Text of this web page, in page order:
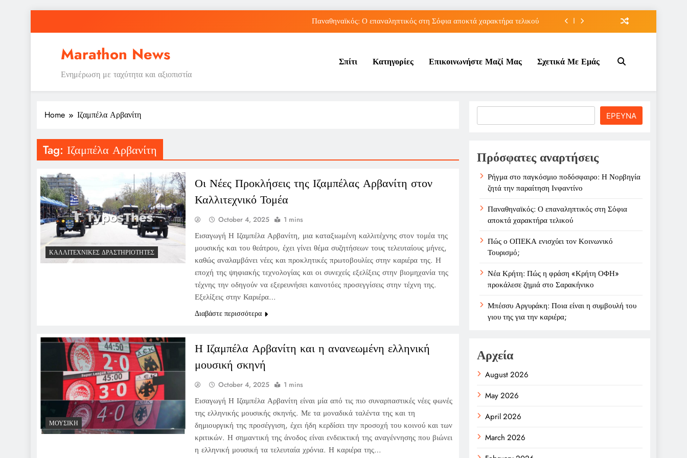
Παναθηναϊκός: Ο επαναληπτικός στη Σόφια αποκτά χαρακτήρα τελικού
Νέα Κρήτη: Πώς η φράση «Κρήτη ΟΦΗ» προκάλεσε ζημιά στο Σαρακήνικο
Παναθηναϊκός: Ο επαναληπτικός στη Σόφια αποκτά χαρακτήρα τελικού
Πώς ο ΟΠΕΚΑ ενισχύει τον Κοινωνικό Τουρισμό;
Marathon News
Ενημέρωση με ταχύτητα και αξιοπιστία
Σπίτι Κατηγορίες Επικοινωνήστε Μαζί Μας Σχετικά Με Εμάς
Home Ιζαμπέλα Αρβανίτη
Tag: Ιζαμπέλα Αρβανίτη
ΚΑΛΛΙΤΕΧΝΙΚΈΣ ΔΡΑΣΤΗΡΙΌΤΗΤΕΣ
Οι Νέες Προκλήσεις της Ιζαμπέλας Αρβανίτη στον
Καλλιτεχνικό Τομέα
October 4, 2025 1 mins
Εισαγωγή Η Ιζαμπέλα Αρβανίτη, μια καταξιωμένη καλλιτέχνης στον τομέα της
μουσικής και του θεάτρου, έχει γίνει θέμα συζητήσεων τους τελευταίους μήνες,
καθώς αναλαμβάνει νέες και προκλητικές πρωτοβουλίες στην καριέρα της. Η
εποχή της ψηφιακής τεχνολογίας και οι συνεχείς εξελίξεις στην βιομηχανία της
τέχνης την οδηγούν να εξερευνήσει καινοτόες προσεγγίσεις στην τέχνη της.
Εξελίξεις στην Καριέρα…
Διαβάστε περισσότερα
ΜΟΥΣΙΚΉ
Η Ιζαμπέλα Αρβανίτη και η ανανεωμένη ελληνική
μουσική σκηνή
October 4, 2025 1 mins
Εισαγωγή Η Ιζαμπέλα Αρβανίτη είναι μία από τις πιο συναρπαστικές νέες φωνές
της ελληνικής μουσικής σκηνής. Με τα μοναδικά ταλέντα της και τη
δημιουργική της προσέγγιση, έχει ήδη κερδίσει την προσοχή του κοινού και των
κριτικών. Η σημαντική της άνοδος είναι ενδεικτική της αναγέννησης που βιώνει
η ελληνική μουσική τα τελευταία χρόνια. Η καριέρα της…
ΕΡΕΥΝΑ
Πρόσφατες αναρτήσεις
Ρήγμα στο παγκόσμιο ποδόσφαιρο: Η Νορβηγία
ζητά την παραίτηση Ινφαντίνο
Παναθηναϊκός: Ο επαναληπτικός στη Σόφια
αποκτά χαρακτήρα τελικού
Πώς ο ΟΠΕΚΑ ενισχύει τον Κοινωνικό
Τουρισμό;
Νέα Κρήτη: Πώς η φράση «Κρήτη ΟΦΗ»
προκάλεσε ζημιά στο Σαρακήνικο
Μπέσσυ Αργυράκη: Ποια είναι η συμβουλή του
γιου της για την καριέρα;
Αρχεία
August 2026
May 2026
April 2026
March 2026